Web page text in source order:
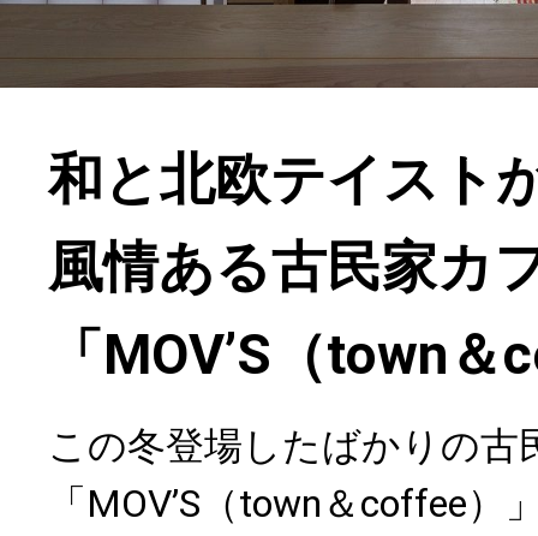
和と北欧テイスト
風情ある古民家カ
「MOV’S（town
この冬登場したばかりの古
「MOV’S（town＆coffee